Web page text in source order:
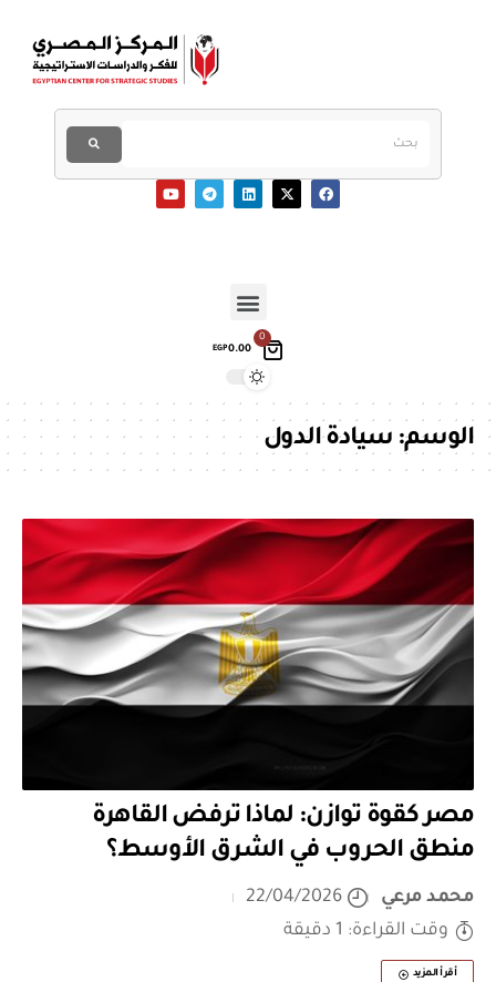
0
EGP0.00
الوسم:سيادة الدول
مصر كقوة توازن: لماذا ترفض القاهرة
منطق الحروب في الشرق الأوسط؟
محمد مرعي
22/04/2026
وقت القراءة: 1 دقيقة
أقرأ المزيد